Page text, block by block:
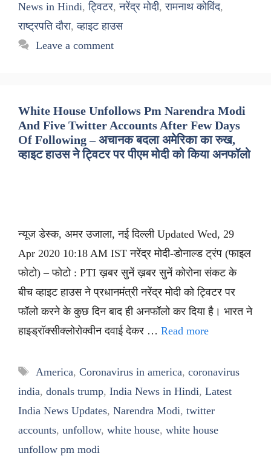
News in Hindi,ट्विटर,नरेंद्र मोदी,रामनाथ कोविंद,
राष्ट्रपति दौरा,व्हाइट हाउस
Leave a comment
White House Unfollows Pm Narendra Modi
And Five Twitter Accounts After Few Days
Of Following – अचानक बदला अमेरिका का रुख,
व्हाइट हाउस ने ट्विटर पर पीएम मोदी को किया अनफॉलो
न्यूज डेस्क, अमर उजाला, नई दिल्ली Updated Wed, 29
Apr 2020 10:18 AM IST नरेंद्र मोदी-डोनाल्ड ट्रंप (फाइल
फोटो) – फोटो : PTI ख़बर सुनें ख़बर सुनें कोरोना संकट के
बीच व्हाइट हाउस ने प्रधानमंत्री नरेंद्र मोदी को ट्विटर पर
फॉलो करने के कुछ दिन बाद ही अनफॉलो कर दिया है। भारत ने
हाइड्रॉक्सीक्लोरोक्वीन दवाई देकर … Read more
Tags
America, Coronavirus in america, coronavirus
india, donals trump, India News in Hindi, Latest
India News Updates, Narendra Modi, twitter
accounts, unfollow, white house, white house
unfollow pm modi